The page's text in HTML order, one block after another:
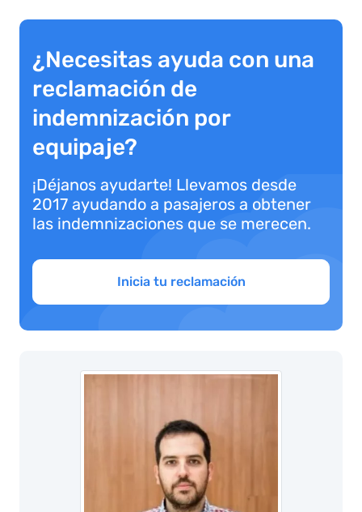
¿Necesitas ayuda con una
reclamación de
indemnización por
equipaje?
¡Déjanos ayudarte! Llevamos desde
2017 ayudando a pasajeros a obtener
las indemnizaciones que se merecen.
Inicia tu reclamación